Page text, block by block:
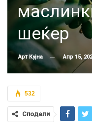
шеќер
Арт Кујна Апр 15,
532
Сподели